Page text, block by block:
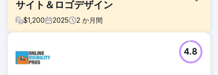
サイト＆ロゴデザイン
$1,200 2025 2 か月間
お客様から3つ目のデザインを作成し、非常にモダンなデザ
インにしてほしいという依頼を受けました。また、新しいロ
4.8